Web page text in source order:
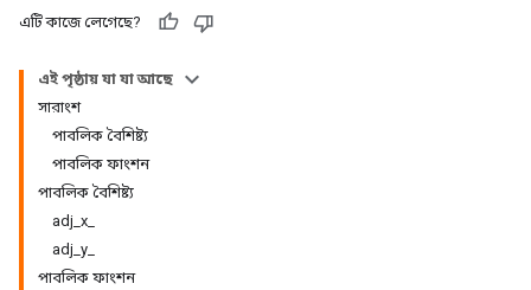
এটি কাজে লেগেছে?
এই পৃষ্ঠায় যা যা আছে
সারাংশ
পাবলিক বৈশিষ্ট্য
পাবলিক ফাংশন
পাবলিক বৈশিষ্ট্য
adj_x_
adj_y_
পাবলিক ফাংশন